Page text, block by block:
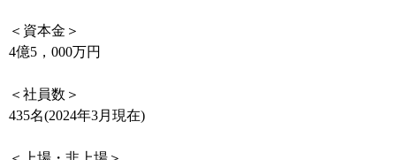
＜資本金＞
4億5，000万円
＜社員数＞
435名(2024年3月現在)